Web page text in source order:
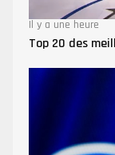
Il y a une heure
Top 20 des